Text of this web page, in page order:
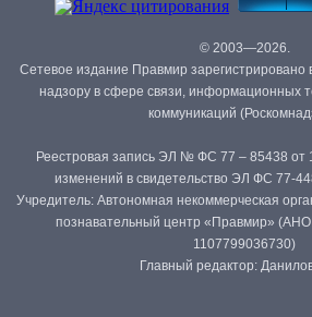
© 2003—2026.
Сетевое издание Правмир зарегистрировано
надзору в сфере связи, информационных
коммуникаций
Реестровая запись ЭЛ № ФС 77 – 85438 от
изменений в свидетельство ЭЛ ФС 77-
Учредитель: Автономная некоммерческая
познавательный центр «Правмир»
1107799036730)
Главный редактор: